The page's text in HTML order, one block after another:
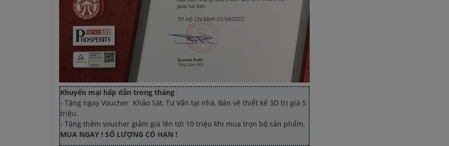
Khuyến mại hấp dẫn trong tháng :
- Tặng ngay Voucher Khảo Sát, Tư Vấn tại nhà, Bản vẽ thiết kế 3D trị giá 5
triệu.
- Tặng thêm voucher giảm giá lên tới 10 triệu khi mua trọn bộ sản phẩm.
MUA NGAY ! SỐ LƯỢNG CÓ HẠN !